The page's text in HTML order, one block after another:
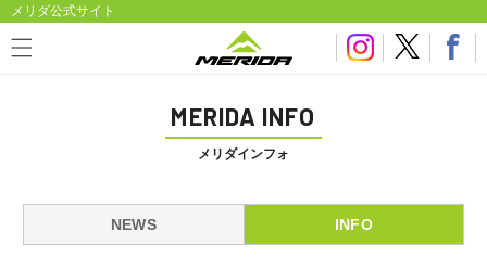
メリダ公式サイト
MERIDA INFO
メリダインフォ
NEWS INFO